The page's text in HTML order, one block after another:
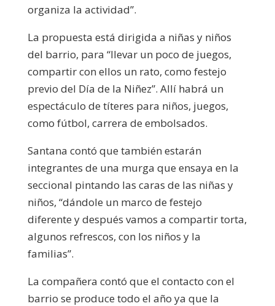
organiza la actividad”.
La propuesta está dirigida a niñas y niños
del barrio, para “llevar un poco de juegos,
compartir con ellos un rato, como festejo
previo del Día de la Niñez”. Allí habrá un
espectáculo de títeres para niños, juegos,
como fútbol, carrera de embolsados.
Santana contó que también estarán
integrantes de una murga que ensaya en la
seccional pintando las caras de las niñas y
niños, “dándole un marco de festejo
diferente y después vamos a compartir torta,
algunos refrescos, con los niños y la
familias”.
La compañera contó que el contacto con el
barrio se produce todo el año ya que la